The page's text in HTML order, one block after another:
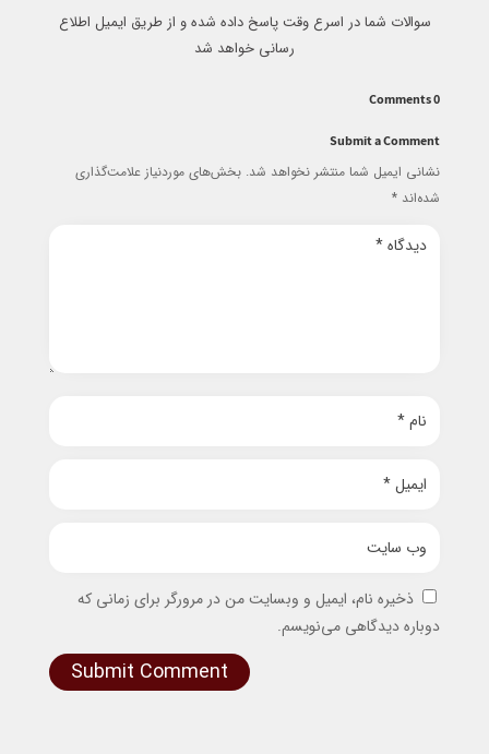
سوالات شما در اسرع وقت پاسخ داده شده و از طریق ایمیل اطلاع
رسانی خواهد شد
0 Comments
Submit a Comment
نشانی ایمیل شما منتشر نخواهد شد. بخش‌های موردنیاز علامت‌گذاری
شده‌اند *
ذخیره نام، ایمیل و وبسایت من در مرورگر برای زمانی که
دوباره دیدگاهی می‌نویسم.
Submit Comment